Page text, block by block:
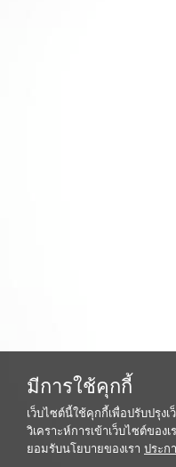
มีการใช้คุกกี้
เว็บไซต์นี้ใช้คุกกี้เพื่อปรับปรุง
วิเคราะห์การเข้าเว็บไซต์ของ
ยอมรับนโยบายของเรา ประก